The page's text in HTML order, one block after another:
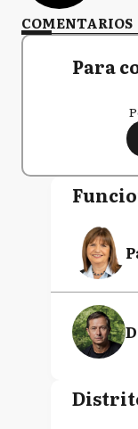
COMENTARIOS
Para